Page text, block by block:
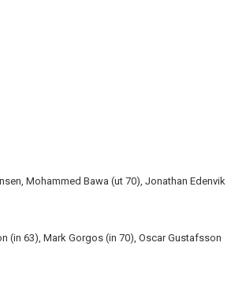
Mohammed Bawa (ut 70), Jonathan Edenvik
(in 63), Mark Gorgos (in 70), Oscar Gustafsson